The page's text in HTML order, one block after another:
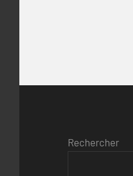
Rechercher